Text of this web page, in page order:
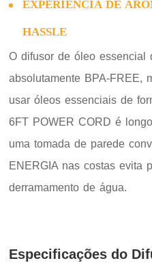
EXPERIÊNCIA DE
HASSLE
O difusor de óleo essencial
absolutamente BPA-FREE,
usar óleos essenciais de
6FT POWER CORD é
uma tomada de parede
ENERGIA nas costas evita
derramamento de água.
Especificações do